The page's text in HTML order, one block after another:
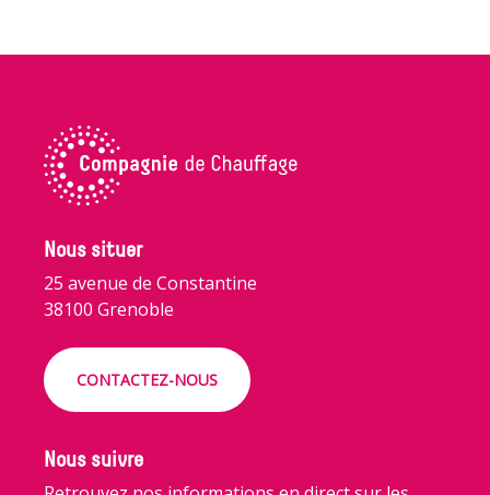
Nous situer
25 avenue de Constantine
38100 Grenoble
CONTACTEZ-NOUS
Nous suivre